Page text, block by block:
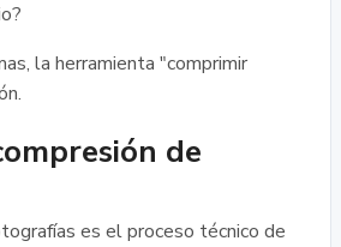
la herramienta "comprimir
de
es el proceso técnico de